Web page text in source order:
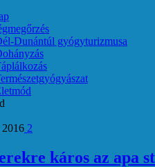
Dunántúl gyógyturizmusa
2016 2
káros az apa